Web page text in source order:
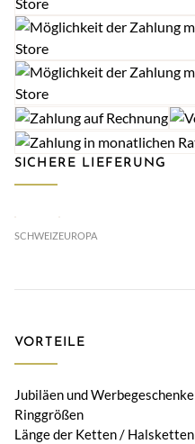
SICHERE LIEFERUNG
SCHWEIZEUROPA
VORTEILE
Jubiläen und Werbegeschenke
Ringgrößen
Länge der Ketten / Halsketten